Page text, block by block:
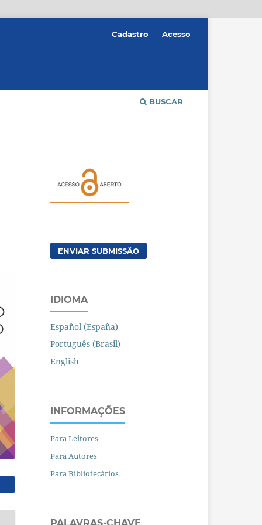
BUSCAR
Cadastro Acesso
ENVIAR SUBMISSÃO
IDIOMA
Español (España)
Português (Brasil)
English
INFORMAÇÕES
Para Leitores
Para Autores
Para Bibliotecários